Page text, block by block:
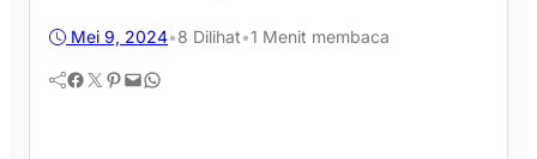
Mei 9, 2024•8 Dilihat•1 Menit membaca
Facebook Twitter Pinterest Mail WhatsApp